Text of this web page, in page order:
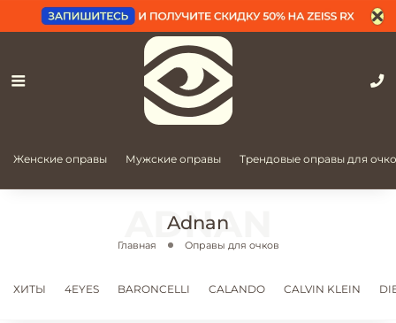
Женские оправы Мужские оправы Трендовые оправы для
Adnan
Главная Оправы для очков
ХИТЫ 4EYES BARONCELLI CALANDO CALVIN KLEIN